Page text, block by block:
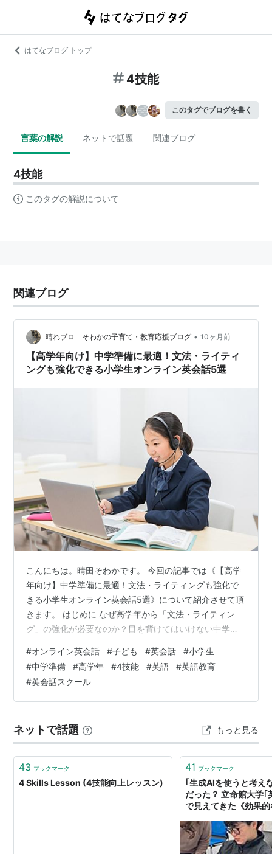
はてなブログ トップ
4技能
このタグでブログを書く
言葉の解説 ネットで話題 関連ブログ
4技能
このタグの解説について
関連ブログ
晴れブロ そわかの子育て・教育応援ブログ • 10ヶ月前
【高学年向け】中学準備に最適！文法・ライティ
ングも強化できる小学生オンライン英会話5選
こんにちは。晴田そわかです。 今回の記事では《【高学
年向け】中学準備に最適！文法・ライティングも強化で
きる小学生オンライン英会話5選》について紹介させて頂
きます。 はじめに なぜ高学年から「文法・ライティン
グ」の強化が必要なのか？目を背けてはいけない中学英
せる」だけでは、英検®︎3級の壁は越えられない 結論：高
学年からは「体系的な学習」へのシフトが成功のカギ 中
学準備のためのオンライン英会話・失敗しない選び方3つ
のポイント ポイント1：『4技能対応』の明確なカリキュ
できる具体的な「教材」と…
#オンライン英会話 #子ども #英会話 #小学生
#中学準備 #高学年 #4技能 #英語 #英語教育
#英会話スクール
ネットで話題 もっと見る
43 ブックマーク
4 Skills Lesson (4技能向上レッスン)
41 ブックマーク
｢生成AIを使うと考え
だった？ 立命館大学｢
で見えてきた《効果